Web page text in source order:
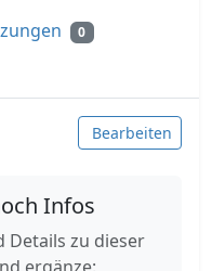
0
Bearbeiten
Infos
Details zu dieser
ergänze: